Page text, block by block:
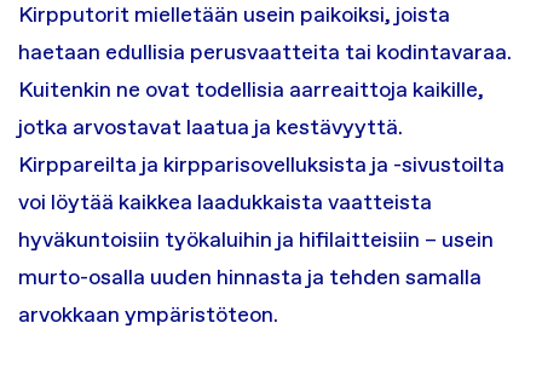
Kirpputorit mielletään usein paikoiksi, joista
haetaan edullisia perusvaatteita tai kodintavaraa.
Kuitenkin ne ovat todellisia aarreaittoja kaikille,
jotka arvostavat laatua ja kestävyyttä.
Kirppareilta ja kirpparisovelluksista ja -sivustoilta
voi löytää kaikkea laadukkaista vaatteista
hyväkuntoisiin työkaluihin ja hifilaitteisiin – usein
murto-osalla uuden hinnasta ja tehden samalla
arvokkaan ympäristöteon.